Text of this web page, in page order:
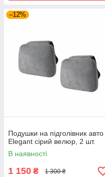
–12%
Подушки на підголівник авто
Elegant сірий велюр, 2 шт.
В наявності
1 150 ₴ 1 300 ₴